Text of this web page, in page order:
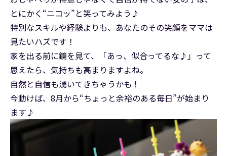
とにかく“ニコッ”と笑ってみよう♪
特別なスキルや経験よりも、あなたのその笑顔をママは
見たいハズです！
家を出る前に鏡を見て、「あっ、似合ってるな♪」って
思えたら、気持ちも高まりますよね。
自然と自信も湧いてきちゃうかも！
今動けば、8月から“ちょっと余裕のある毎日”が始まり
ます♪